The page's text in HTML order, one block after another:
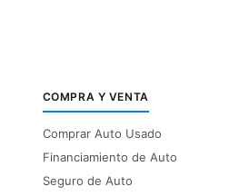
COMPRA Y VENTA
Comprar Auto Usado
Financiamiento de Auto
Seguro de Auto